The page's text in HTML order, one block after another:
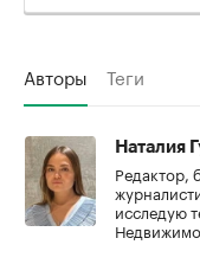
Авторы Теги
Наталия
Редактор,
исследую